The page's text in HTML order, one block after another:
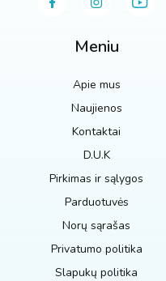
Meniu
Apie mus
Naujienos
Kontaktai
D.U.K
Pirkimas ir sąlygos
Parduotuvės
Norų sąrašas
Privatumo politika
Slapukų politika